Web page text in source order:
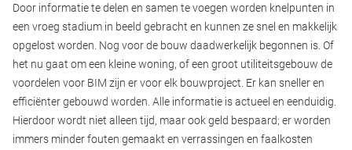
Door informatie te delen en samen te voegen worden knelpunten in
een vroeg stadium in beeld gebracht en kunnen ze snel en makkelijk
opgelost worden. Nog voor de bouw daadwerkelijk begonnen is. Of
het nu gaat om een kleine woning, of een groot utiliteitsgebouw de
voordelen voor BIM zijn er voor elk bouwproject. Er kan sneller en
efficiënter gebouwd worden. Alle informatie is actueel en eenduidig.
Hierdoor wordt niet alleen tijd, maar ook geld bespaard; er worden
immers minder fouten gemaakt en verrassingen en faalkosten